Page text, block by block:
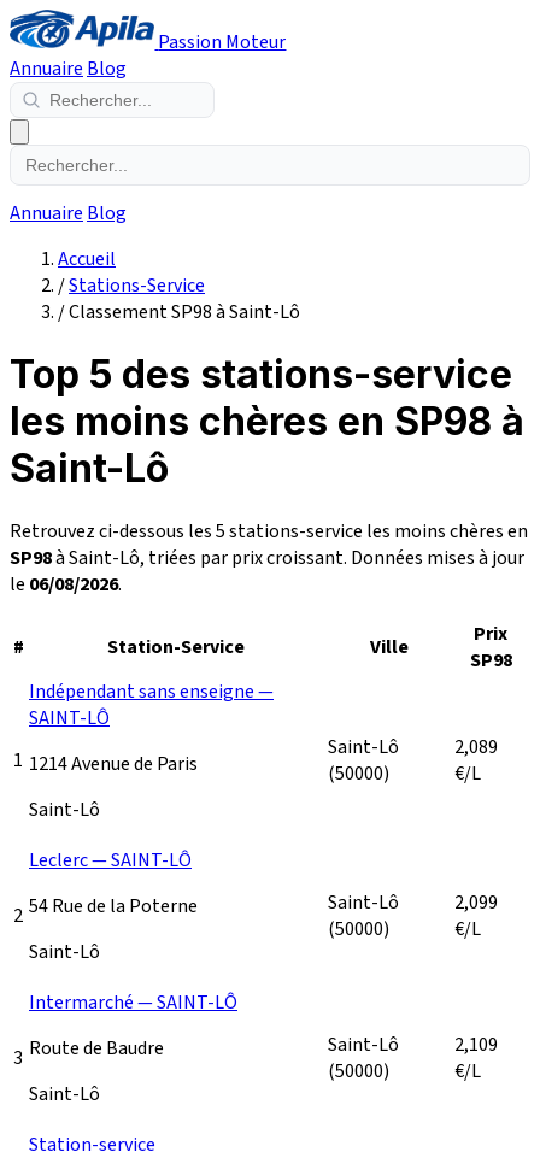
Passion Moteur
Annuaire Blog
Annuaire Blog
Accueil
/Stations-Service
/Classement SP98 à Saint-Lô
Top 5 des stations-service
les moins chères en SP98 à
Saint-Lô
Retrouvez ci-dessous les 5 stations-service les moins chères en
SP98à Saint-Lô, triées par prix croissant. Données mises à jour
le 06/08/2026.
# Station-Service Ville
Prix
SP98
1
Indépendant sans enseigne —
SAINT-LÔ
1214 Avenue de Paris
Saint-Lô
Saint-Lô
(50000)
2,089
€/L
2
Leclerc — SAINT-LÔ
54 Rue de la Poterne
Saint-Lô
Saint-Lô
(50000)
2,099
€/L
3
Intermarché — SAINT-LÔ
Route de Baudre
Saint-Lô
Saint-Lô
(50000)
2,109
€/L
Station-service